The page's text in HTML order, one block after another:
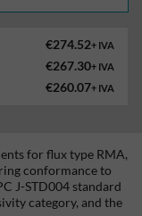
€274.52+ IVA
€267.30+ IVA
€260.07+ IVA
for flux type RMA,
conformance to
J-STD004 standard
category, and the